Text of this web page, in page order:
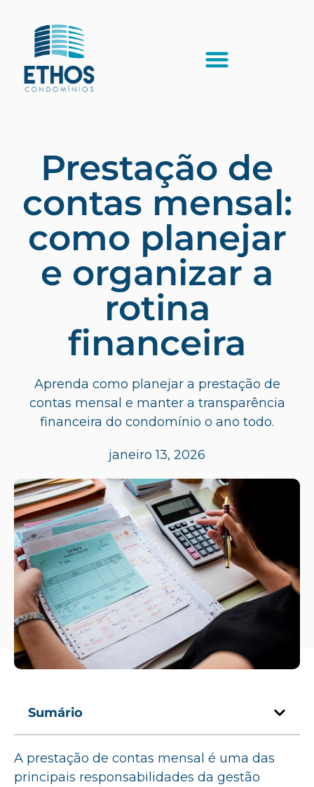
Prestação de
contas mensal:
como planejar
e organizar a
rotina
financeira
Aprenda como planejar a prestação de
contas mensal e manter a transparência
financeira do condomínio o ano todo.
janeiro 13, 2026
Sumário
A prestação de contas mensal é uma das
principais responsabilidades da gestão